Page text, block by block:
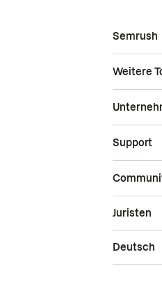
Semrush
Weitere
Support
Juristen
Deutsch